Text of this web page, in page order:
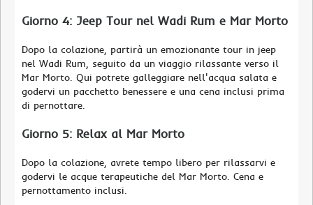
Giorno 4: Jeep Tour nel Wadi Rum e Mar Morto
Dopo la colazione, partirà un emozionante tour in jeep
nel Wadi Rum, seguito da un viaggio rilassante verso il
Mar Morto. Qui potrete galleggiare nell'acqua salata e
godervi un pacchetto benessere e una cena inclusi prima
di pernottare.
Giorno 5: Relax al Mar Morto
Dopo la colazione, avrete tempo libero per rilassarvi e
godervi le acque terapeutiche del Mar Morto. Cena e
pernottamento inclusi.